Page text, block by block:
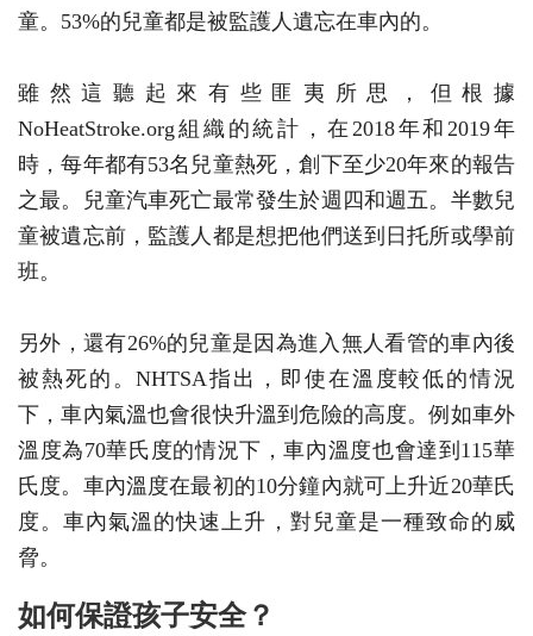
童。53%的兒童都是被監護人遺忘在車內的。
雖然這聽起來有些匪夷所思，但根據
NoHeatStroke.org組織的統計，在2018年和2019年
時，每年都有53名兒童熱死，創下至少20年來的報告
之最。兒童汽車死亡最常發生於週四和週五。半數兒
童被遺忘前，監護人都是想把他們送到日托所或學前
班。
另外，還有26%的兒童是因為進入無人看管的車內後
被熱死的。NHTSA指出，即使在溫度較低的情況
下，車內氣溫也會很快升溫到危險的高度。例如車外
溫度為70華氏度的情況下，車內溫度也會達到115華
氏度。車內溫度在最初的10分鐘內就可上升近20華氏
度。車內氣溫的快速上升，對兒童是一種致命的威
脅。
如何保證孩子安全？